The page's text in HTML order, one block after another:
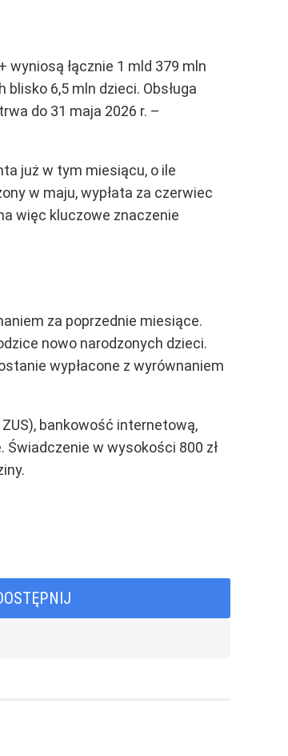
wyniosą łącznie 1 mld 379 mln
blisko 6,5 mln dzieci. Obsługa
do 31 maja 2026 r. –
już w tym miesiącu, o ile
w maju, wypłata za czerwiec
więc kluczowe znaczenie
za poprzednie miesiące.
nowo narodzonych dzieci.
wypłacone z wyrównaniem
bankowość internetową,
Świadczenie w wysokości 800 zł